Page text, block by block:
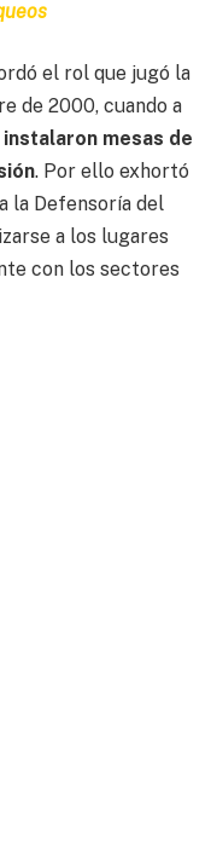
el rol que jugó la
de 2000, cuando a
instalaron mesas de
. Por ello exhortó
la Defensoría del
a los lugares
con los sectores